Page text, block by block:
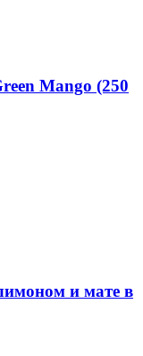
Mango (250
и мате в